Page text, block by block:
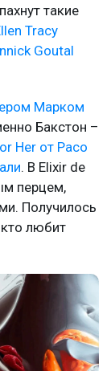
такие
Tracy
Goutal
Марком
Бакстон –
Her от Paco
. В Elixir de
перцем,
Получилось
любит